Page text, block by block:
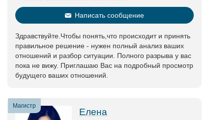
Написать сообщение
Здравствуйте.Чтобы понять,что происходит и принять
правильное решение - нужен полный анализ ваших
отношений и разбор ситуации. Полного разрыва у вас
пока не вижу. Приглашаю Вас на подробный просмотр
будущего ваших отношений.
Магистр
Елена